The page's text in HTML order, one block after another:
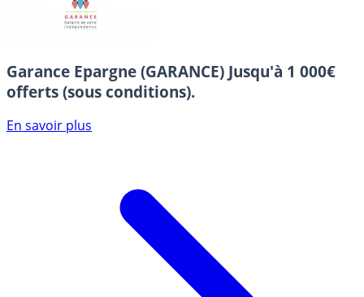
Garance Epargne (GARANCE) Jusqu'à 1 000€
offerts (sous conditions).
En savoir plus